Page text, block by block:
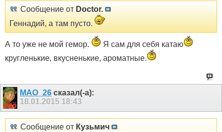
Сообщение от Doctor.
Геннадий, а там пусто.
А то уже не мой гемор.
Я сам для себя катаю
кругленькие, вкусненькие, ароматные.
MAO_26 сказал(-а):
18.01.2015 18:43
Сообщение от Кузьмич